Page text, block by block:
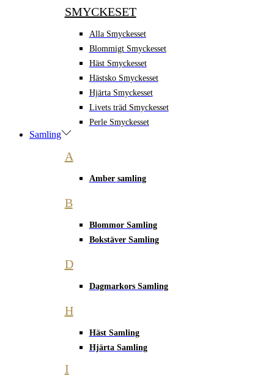
SMYCKESET
Alla Smyckesset
Blommigt Smyckesset
Häst Smyckesset
Hästsko Smyckesset
Hjärta Smyckesset
Livets träd Smyckesset
Perle Smyckesset
Samling
A
Amber samling
B
Blommor Samling
Bokstäver Samling
D
Dagmarkors Samling
H
Häst Samling
Hjärta Samling
I